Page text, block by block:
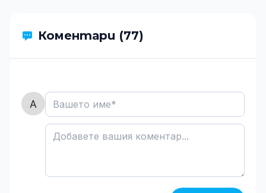
Коментари (77)